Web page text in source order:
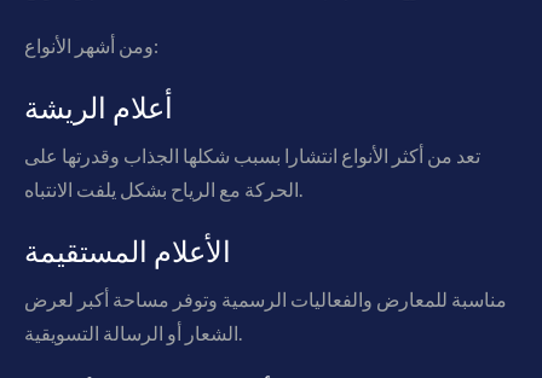
ومن أشهر الأنواع:
أعلام الريشة
تعد من أكثر الأنواع انتشارا بسبب شكلها الجذاب وقدرتها على
الحركة مع الرياح بشكل يلفت الانتباه.
الأعلام المستقيمة
مناسبة للمعارض والفعاليات الرسمية وتوفر مساحة أكبر لعرض
الشعار أو الرسالة التسويقية.